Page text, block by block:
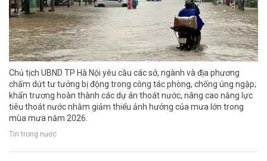
Chủ tịch UBND TP Hà Nội yêu cầu các sở, ngành và địa phương
chấm dứt tư tưởng bị động trong công tác phòng, chống úng ngập;
khẩn trương hoàn thành các dự án thoát nước, nâng cao năng lực
tiêu thoát nước nhằm giảm thiểu ảnh hưởng của mưa lớn trong
mùa mưa năm 2026.
Tin trong nước